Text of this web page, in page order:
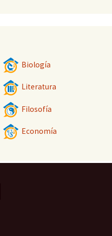
Biología
Literatura
Filosofía
Economía